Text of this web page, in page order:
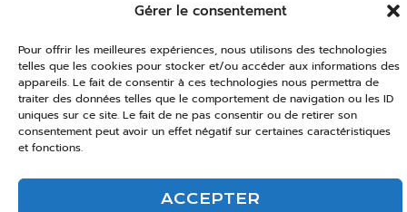
Gérer le consentement
Pour offrir les meilleures expériences, nous utilisons des technologies
telles que les cookies pour stocker et/ou accéder aux informations des
appareils. Le fait de consentir à ces technologies nous permettra de
traiter des données telles que le comportement de navigation ou les ID
uniques sur ce site. Le fait de ne pas consentir ou de retirer son
consentement peut avoir un effet négatif sur certaines caractéristiques
et fonctions.
ACCEPTER
www.expolayup.com
11 Bd Delacourtie, 31 400 Toulouse
© 2024 METAMORPHOSES-EXPO.COM